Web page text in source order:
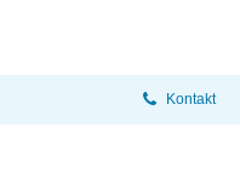
Kontakt